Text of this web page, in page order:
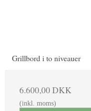
Grillbord i to niveauer
6.600,00 DKK
(inkl. moms)